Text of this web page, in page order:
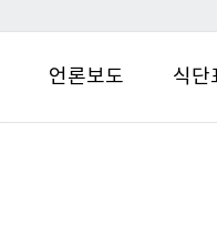
언론보도 식단